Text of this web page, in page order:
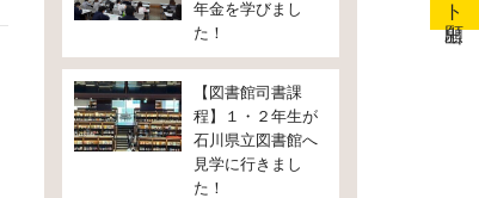
年金を学びまし
た！
【図書館司書課
程】１・２年生が
石川県立図書館へ
見学に行きまし
た！